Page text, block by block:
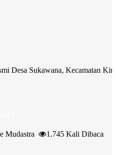
Sukawana, Kecamatan
Mudastra
1.745 Kali Dibaca